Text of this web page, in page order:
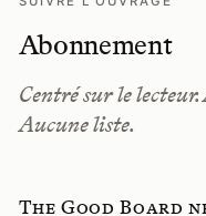
Abonnement
Centré sur le
Aucune liste.
The Good Board